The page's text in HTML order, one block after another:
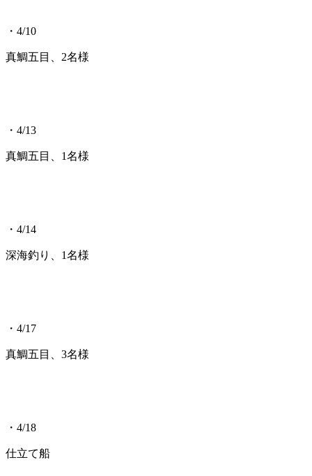
・4/10
真鯛五目、2名様
・4/13
真鯛五目、1名様
・4/14
深海釣り、1名様
・4/17
真鯛五目、3名様
・4/18
仕立て船